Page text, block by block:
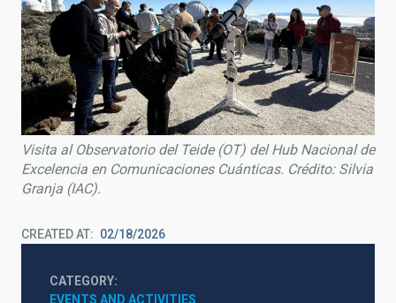
Visita al Observatorio del Teide (OT) del Hub Nacional de
Excelencia en Comunicaciones Cuánticas. Crédito: Silvia
Granja (IAC).
CREATED AT 02/18/2026
CATEGORY
EVENTS AND ACTIVITIES